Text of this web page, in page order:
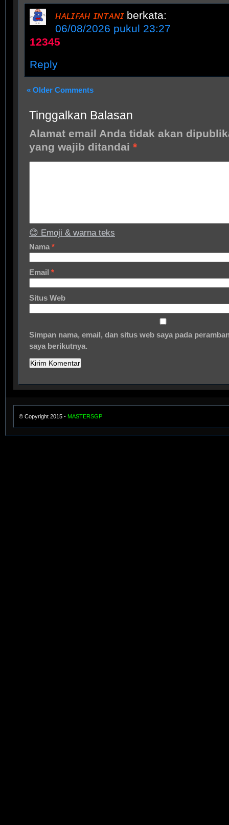
ʜᴀʟɪꜰᴀʜ ɪɴᴛᴀɴɪ berkata:
06/08/2026 pukul 23:27
12345
Reply
« Older Comments
Tinggalkan Balasan
Alamat email Anda tidak akan
yang wajib ditandai *
😊 Emoji & warna teks
Nama *
Email *
Situs Web
Simpan nama, email, dan situs web saya pada
saya berikutnya.
© Copyright 2015 - MASTERSGP